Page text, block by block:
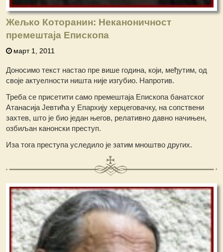
Жељко Которанин: Неканоничност
премештаја Епископа
март 1, 2011
Доносимо текст настао пре више година, који, међутим, од
своје актуелности ништа није изгубио. Напротив.
Треба се присетити само премештаја Епископа банатског
Атанасија Јевтића у Епархију херцеговачку, на сопствени
захтев, што је био један његов, релативно давно начињен,
озбиљан канонски преступ.
Иза тога преступа уследило је затим мноштво других.